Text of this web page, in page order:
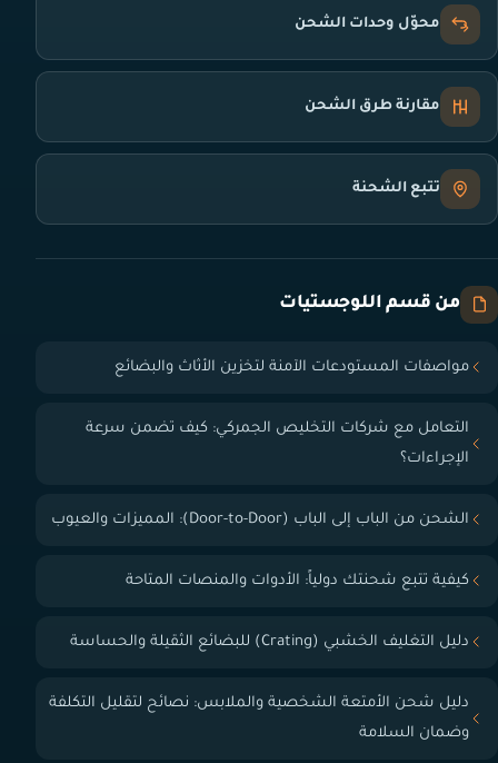
محوّل وحدات الشحن
مقارنة طرق الشحن
تتبع الشحنة
من قسم اللوجستيات
مواصفات المستودعات الآمنة لتخزين الأثاث والبضائع
التعامل مع شركات التخليص الجمركي: كيف تضمن سرعة
الإجراءات؟
الشحن من الباب إلى الباب (Door-to-Door): المميزات والعيوب
كيفية تتبع شحنتك دولياً: الأدوات والمنصات المتاحة
دليل التغليف الخشبي (Crating) للبضائع الثقيلة والحساسة
دليل شحن الأمتعة الشخصية والملابس: نصائح لتقليل التكلفة
وضمان السلامة